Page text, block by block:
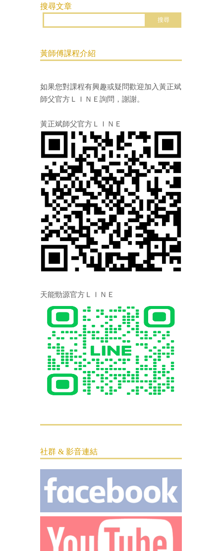
搜尋文章
黃師傅課程介紹
如果您對課程有興趣或疑問歡迎加入黃正斌
師父官方ＬＩＮＥ詢問，謝謝。
黃正斌師父官方ＬＩＮＥ
天能勁源官方ＬＩＮＥ
社群 & 影音連結